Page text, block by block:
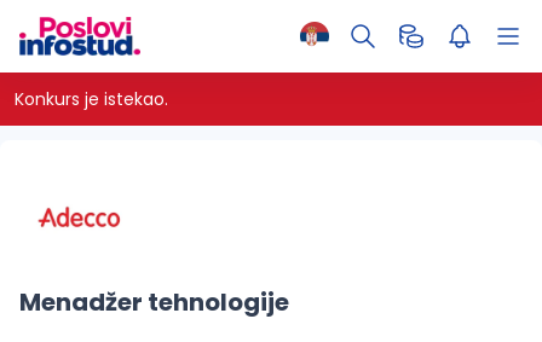
Konkurs je istekao.
Menadžer tehnologije